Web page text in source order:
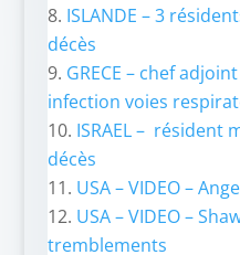
ISLANDE – 3
décès
GRECE – chef
infection voies
ISRAEL – résident
décès
USA – VIDEO –
USA – VIDEO –
tremblements